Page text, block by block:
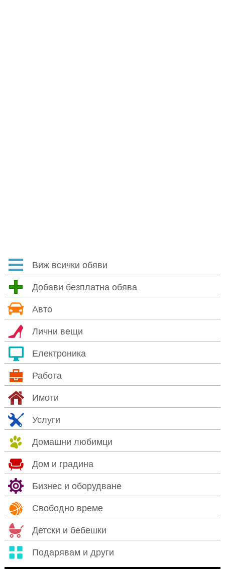
Виж всички обяви
Добави безплатна обява
Авто
Лични вещи
Електроника
Работа
Имоти
Услуги
Домашни любимци
Дом и градина
Бизнес и оборудване
Свободно време
Детски и бебешки
Подарявам и други